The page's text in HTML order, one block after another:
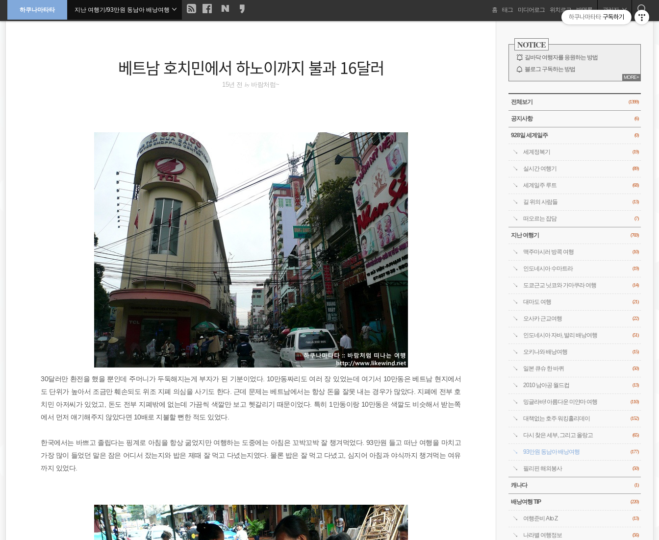
문
하쿠나마타타 현
치
지난 여행기/93만원 동남아 배낭여행 홈 태그 미디어로그 위치로그 방명록 관리자
베트남 호치민에서 하노이까지 불과 16달러
15년 전 by바람처럼~
30달러만 환전을 했을 뿐인데 주머니가 두둑해지는게 부자가 된 기분이었다. 10만동짜리도 여러 장 있었는데 여기서 10만동은 베트남 현지에서
도 단위가 높아서 조금만 훼손되도 위조 지폐 의심을 사기도 한다. 근데 문제는 베트남에서는 항상 돈을 잘못 내는 경우가 많았다. 지폐에 전부 호
치민 아저씨가 있었고, 돈도 전부 지폐밖에 없는데 가끔씩 색깔만 보고 헷갈리기 때문이었다. 특히 1만동이랑 10만동은 색깔도 비슷해서 받는쪽
에서 먼저 얘기해주지 않았다면 10배로 지불할 뻔한 적도 있었다.
한국에서는 바쁘고 졸립다는 핑계로 아침을 항상 굶었지만 여행하는 도중에는 아침은 꼬박꼬박 잘 챙겨먹었다. 93만원 들고 떠난 여행을 마치고
가장 많이 들었던 말은 잠은 어디서 잤는지와 밥은 제때 잘 먹고 다녔는지였다. 물론 밥은 잘 먹고 다녔고, 심지어 아침과 야식까지 챙겨먹는 여유
까지 있었다.
NOTICE
길바닥 여행자를 응원하는 방법
블로그 구독하는 방법
바람처럼은 누구?
전체 보기
MORE+
CATEGORY
전체보기 (1399)
공지사항 (6)
928일 세계일주 (0)
세계정복기 (19)
실시간 여행기 (89)
세계일주 루트 (68)
길 위의 사람들 (13)
떠오르는 잡담 (7)
지난 여행기 (769)
맥주마시러 방콕 여행 (10)
인도네시아 수마트라 (19)
도쿄근교 닛코와 가마쿠라 여행 (14)
대마도 여행 (21)
오사카 근교여행 (22)
인도네시아 자바, 발리 배낭여행 (51)
오키나와 배낭여행 (15)
일본 큐슈 한 바퀴 (50)
2010 남아공 월드컵 (13)
밍글라바! 아름다운 미얀마 여행 (110)
대책없는 호주 워킹홀리데이 (152)
다시 찾은 세부, 그리고 올랑고 (65)
93만원 동남아 배낭여행 (177)
필리핀 해외봉사 (50)
캐나다 (1)
배낭여행 TIP (220)
여행준비 A to Z (13)
나라별 여행정보 (56)
검
바람처럼
동남아 배낭여행
여행
동남아
travel
오스트레일리아
하쿠나마타타 구독하기